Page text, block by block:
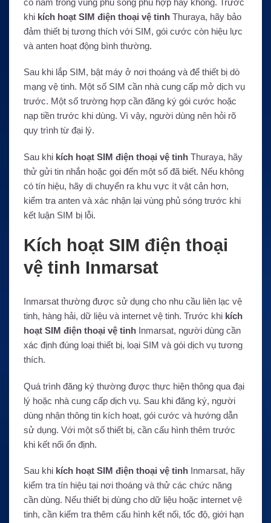
khi kích hoạt SIM điện thoại vệ tinh Thuraya, hãy bảo
đảm thiết bị tương thích với SIM, gói cước còn hiệu lực
và anten hoạt động bình thường.
Sau khi lắp SIM, bật máy ở nơi thoáng và để thiết bị dò
mạng vệ tinh. Một số SIM cần nhà cung cấp mở dịch vụ
trước. Một số trường hợp cần đăng ký gói cước hoặc
nạp tiền trước khi dùng. Vì vậy, người dùng nên hỏi rõ
quy trình từ đại lý.
Sau khi kích hoạt SIM điện thoại vệ tinh Thuraya, hãy
thử gửi tin nhắn hoặc gọi đến một số đã biết. Nếu không
có tín hiệu, hãy di chuyển ra khu vực ít vật cản hơn,
kiểm tra anten và xác nhận lại vùng phủ sóng trước khi
kết luận SIM bị lỗi.
Kích hoạt SIM điện thoại
vệ tinh Inmarsat
Inmarsat thường được sử dụng cho nhu cầu liên lạc vệ
tinh, hàng hải, dữ liệu và internet vệ tinh. Trước khi kích
hoạt SIM điện thoại vệ tinh Inmarsat, người dùng cần
xác định đúng loại thiết bị, loại SIM và gói dịch vụ tương
thích.
Quá trình đăng ký thường được thực hiện thông qua đại
lý hoặc nhà cung cấp dịch vụ. Sau khi đăng ký, người
dùng nhận thông tin kích hoạt, gói cước và hướng dẫn
sử dụng. Với một số thiết bị, cần cấu hình thêm trước
khi kết nối ổn định.
Sau khi kích hoạt SIM điện thoại vệ tinh Inmarsat, hãy
kiểm tra tín hiệu tại nơi thoáng và thử các chức năng
cần dùng. Nếu thiết bị dùng cho dữ liệu hoặc internet vệ
tinh, cần kiểm tra thêm cấu hình kết nối, tốc độ, giới hạn